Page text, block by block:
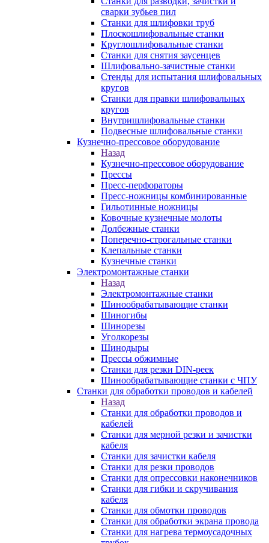
сварки зубьев пил
Станки для шлифовки труб
Плоскошлифовальные станки
Круглошлифовальные станки
Станки для снятия заусенцев
Шлифовально-зачистные станки
Стенды для испытания шлифовальных
кругов
Станки для правки шлифовальных
кругов
Внутришлифовальные станки
Подвесные шлифовальные станки
Кузнечно-прессовое оборудование
Назад
Кузнечно-прессовое оборудование
Прессы
Пресс-перфораторы
Пресс-ножницы комбинированные
Гильотинные ножницы
Ковочные кузнечные молоты
Долбежные станки
Поперечно-строгальные станки
Клепальные станки
Кузнечные станки
Электромонтажные станки
Назад
Электромонтажные станки
Шинообрабатывающие станки
Шиногибы
Шинорезы
Уголкорезы
Шинодыры
Прессы обжимные
Станки для резки DIN-реек
Шинообрабатывающие станки с ЧПУ
Станки для обработки проводов и кабелей
Назад
Станки для обработки проводов и
кабелей
Станки для мерной резки и зачистки
кабеля
Станки для зачистки кабеля
Станки для резки проводов
Станки для опрессовки наконечников
Станки для гибки и скручивания
кабеля
Станки для обмотки проводов
Станки для обработки экрана провода
Станки для нагрева термоусадочных